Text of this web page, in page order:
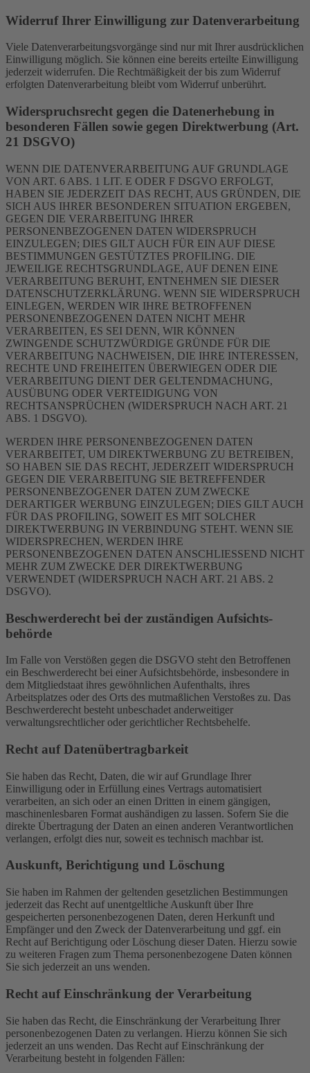
Widerruf Ihrer Einwilligung zur Datenverarbeitung
Viele Datenverarbeitungsvorgänge sind nur mit Ihrer ausdrücklichen
Einwilligung möglich. Sie können eine bereits erteilte Einwilligung
jederzeit widerrufen. Die Rechtmäßigkeit der bis zum Widerruf
erfolgten Datenverarbeitung bleibt vom Widerruf unberührt.
Widerspruchsrecht gegen die Datenerhebung in
besonderen Fällen sowie gegen Direktwerbung (Art.
21 DSGVO)
WENN DIE DATENVERARBEITUNG AUF GRUNDLAGE
VON ART. 6 ABS. 1 LIT. E ODER F DSGVO ERFOLGT,
HABEN SIE JEDERZEIT DAS RECHT, AUS GRÜNDEN, DIE
SICH AUS IHRER BESONDEREN SITUATION ERGEBEN,
GEGEN DIE VERARBEITUNG IHRER
PERSONENBEZOGENEN DATEN WIDERSPRUCH
EINZULEGEN; DIES GILT AUCH FÜR EIN AUF DIESE
BESTIMMUNGEN GESTÜTZTES PROFILING. DIE
JEWEILIGE RECHTSGRUNDLAGE, AUF DENEN EINE
VERARBEITUNG BERUHT, ENTNEHMEN SIE DIESER
DATENSCHUTZERKLÄRUNG. WENN SIE WIDERSPRUCH
EINLEGEN, WERDEN WIR IHRE BETROFFENEN
PERSONENBEZOGENEN DATEN NICHT MEHR
VERARBEITEN, ES SEI DENN, WIR KÖNNEN
ZWINGENDE SCHUTZWÜRDIGE GRÜNDE FÜR DIE
VERARBEITUNG NACHWEISEN, DIE IHRE INTERESSEN,
RECHTE UND FREIHEITEN ÜBERWIEGEN ODER DIE
VERARBEITUNG DIENT DER GELTENDMACHUNG,
AUSÜBUNG ODER VERTEIDIGUNG VON
RECHTSANSPRÜCHEN (WIDERSPRUCH NACH ART. 21
ABS. 1 DSGVO).
WERDEN IHRE PERSONENBEZOGENEN DATEN
VERARBEITET, UM DIREKTWERBUNG ZU BETREIBEN,
SO HABEN SIE DAS RECHT, JEDERZEIT WIDERSPRUCH
GEGEN DIE VERARBEITUNG SIE BETREFFENDER
PERSONENBEZOGENER DATEN ZUM ZWECKE
DERARTIGER WERBUNG EINZULEGEN; DIES GILT AUCH
FÜR DAS PROFILING, SOWEIT ES MIT SOLCHER
DIREKTWERBUNG IN VERBINDUNG STEHT. WENN SIE
WIDERSPRECHEN, WERDEN IHRE
PERSONENBEZOGENEN DATEN ANSCHLIESSEND NICHT
MEHR ZUM ZWECKE DER DIREKTWERBUNG
VERWENDET (WIDERSPRUCH NACH ART. 21 ABS. 2
DSGVO).
Beschwerde­recht bei der zuständigen Aufsichts­
behörde
Im Falle von Verstößen gegen die DSGVO steht den Betroffenen
ein Beschwerderecht bei einer Aufsichtsbehörde, insbesondere in
dem Mitgliedstaat ihres gewöhnlichen Aufenthalts, ihres
Arbeitsplatzes oder des Orts des mutmaßlichen Verstoßes zu. Das
Beschwerderecht besteht unbeschadet anderweitiger
verwaltungsrechtlicher oder gerichtlicher Rechtsbehelfe.
Recht auf Daten­übertrag­barkeit
Sie haben das Recht, Daten, die wir auf Grundlage Ihrer
Einwilligung oder in Erfüllung eines Vertrags automatisiert
verarbeiten, an sich oder an einen Dritten in einem gängigen,
maschinenlesbaren Format aushändigen zu lassen. Sofern Sie die
direkte Übertragung der Daten an einen anderen Verantwortlichen
verlangen, erfolgt dies nur, soweit es technisch machbar ist.
Auskunft, Berichtigung und Löschung
Sie haben im Rahmen der geltenden gesetzlichen Bestimmungen
jederzeit das Recht auf unentgeltliche Auskunft über Ihre
gespeicherten personenbezogenen Daten, deren Herkunft und
Empfänger und den Zweck der Datenverarbeitung und ggf. ein
Recht auf Berichtigung oder Löschung dieser Daten. Hierzu sowie
zu weiteren Fragen zum Thema personenbezogene Daten können
Sie sich jederzeit an uns wenden.
Recht auf Einschränkung der Verarbeitung
Sie haben das Recht, die Einschränkung der Verarbeitung Ihrer
personenbezogenen Daten zu verlangen. Hierzu können Sie sich
jederzeit an uns wenden. Das Recht auf Einschränkung der
Verarbeitung besteht in folgenden Fällen: